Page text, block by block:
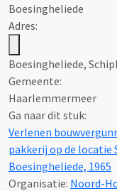
Boesingheliede
Adres:
Boesingheliede,
Gemeente:
Haarlemmermeer
Ga naar dit stuk:
Verlenen
pakkerij op de locatie
Boesingheliede, 1965
Organisatie: Noord-